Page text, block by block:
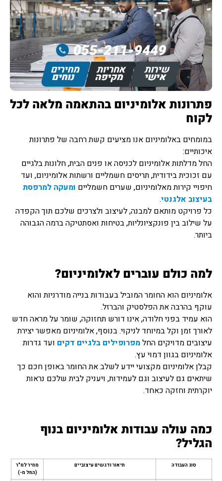
פתרונות אלומיניום בהתאמה מלאה לכל
לקוח
במומחים באלומיניום אנו מציעים קשת רחבה של פתרונות
איכותיים:
החל מדלתות אלומיניום לכניסה או פנים הבית, חלונות בלגיים
עם זכוכית בידודית, תריסים חשמליים ורשתות אלומיניום, ועד
חיפויי קירות מאלומיניום, שערים חשמליים ומעקה למרפסת
בעיצוב אלגנטי.
כל פרויקט מותאם למבנה, לעיצוב ולצרכים שלכם תוך הקפדה
על שילוב בין פונקציונליות, בטיחות ואסתטיקה ברמה הגבוהה
ביותר.
למה כולם עוברים לאלומיניום?
אלומיניום הוא החומר המוביל בעבודות בנייה מודרניות והוא
עוקף בהרבה את הפלסטיק והברזל.
הוא עמיד בפני חלודה, אינו דורש תחזוקה, שומר על מראה חדש
לאורך זמן וקל במיוחד לניקוי. בנוסף, אלומיניום מאפשר יצירת
עיצובים מדויקים החלמפרופילים בלגיים דקים ועד גדרות
אלומיניום בגוון דמוי עץ.
קבלן אלומיניום מקצועי יידע לשלב את החומר באופן חכם כך
שיתאים גם לעיצוב וגם לעמידות, ויעניק לבית שלכם נראות
יוקרתית וחזקה כאחד.
כמה עולה עבודות אלומיניום בנוף
הגליל?
סוג העבודה תיאור ודגשים עיצוביים
מחיר למ"ר
(החל מ-)